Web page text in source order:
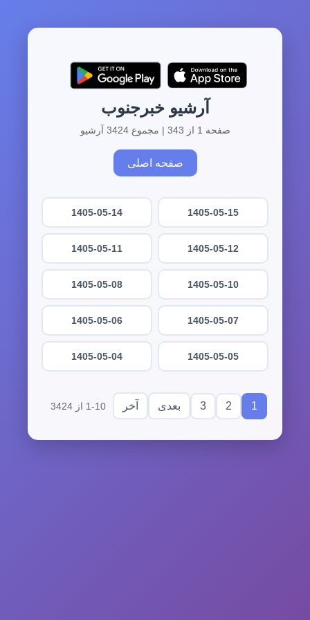
آرشیو خبرجنوب
صفحه 1 از 343 | مجموع 3424 آرشیو
صفحه اصلی
1405-05-15
1405-05-14
1405-05-12
1405-05-11
1405-05-10
1405-05-08
1405-05-07
1405-05-06
1405-05-05
1405-05-04
1
2
3 بعدی آخر 1-10 از 3424